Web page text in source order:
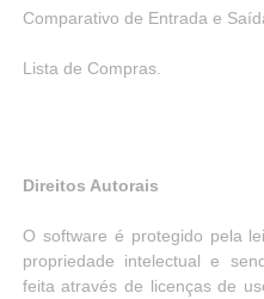
Comparativo de Entrada e
Lista de Compras.
Direitos Autorais
O software é protegido pela
propriedade intelectual e
feita através de licenças de